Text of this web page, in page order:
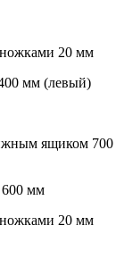
20 мм
мм (левый)
ящиком 700
мм
20 мм